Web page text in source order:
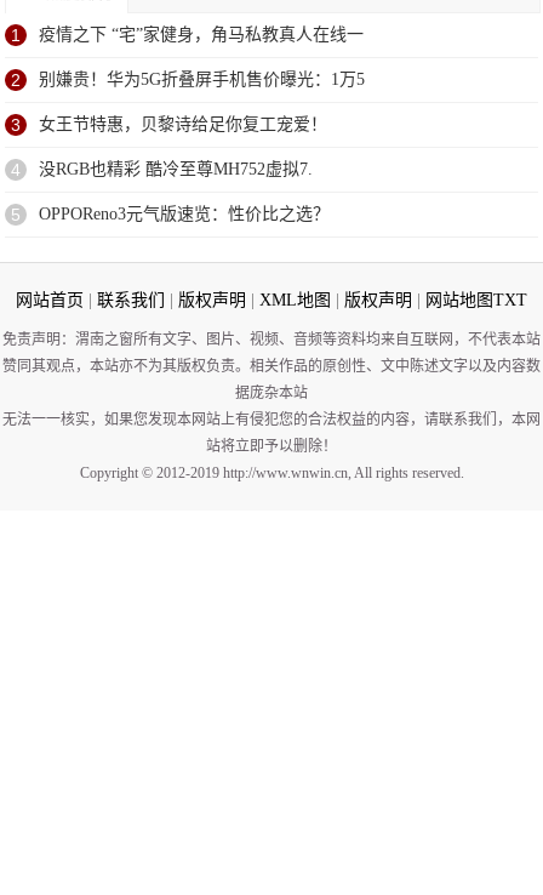
1 疫情之下 “宅”家健身，角马私教真人在线一
2 别嫌贵！华为5G折叠屏手机售价曝光：1万5
3 女王节特惠，贝黎诗给足你复工宠爱！
4 没RGB也精彩 酷冷至尊MH752虚拟7.
5 OPPOReno3元气版速览：性价比之选？
网站首页 联系我们 版权声明 XML地图 版权声明 网站地图TXT
免责声明：渭南之窗所有文字、图片、视频、音频等资料均来自互联网，不代表本站
赞同其观点，本站亦不为其版权负责。相关作品的原创性、文中陈述文字以及内容数
据庞杂本站
无法一一核实，如果您发现本网站上有侵犯您的合法权益的内容，请联系我们，本网
站将立即予以删除！
Copyright © 2012-2019 http://www.wnwin.cn, All rights reserved.